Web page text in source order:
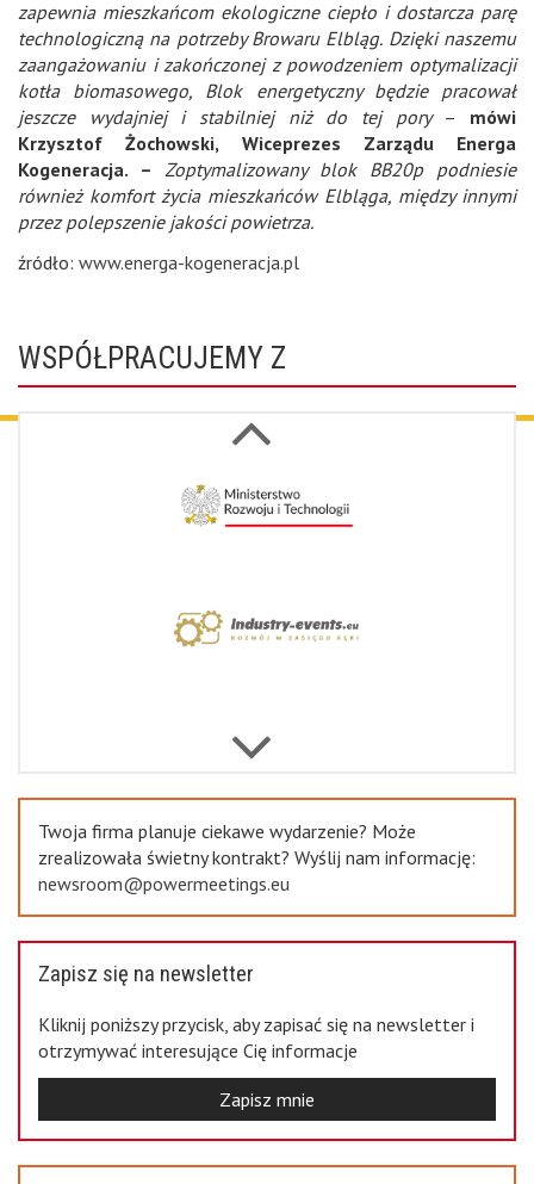
zapewnia mieszkańcom ekologiczne ciepło i dostarcza parę
technologiczną na potrzeby Browaru Elbląg. Dzięki naszemu
zaangażowaniu i zakończonej z powodzeniem optymalizacji
kotła biomasowego, Blok energetyczny będzie pracował
jeszcze wydajniej i stabilniej niż do tej pory– mówi
Krzysztof Żochowski, Wiceprezes Zarządu Energa
Kogeneracja. – Zoptymalizowany blok BB20p podniesie
również komfort życia mieszkańców Elbląga, między innymi
przez polepszenie jakości powietrza.
źródło: www.energa-kogeneracja.pl
WSPÓŁPRACUJEMY Z
Twoja firma planuje ciekawe wydarzenie? Może
zrealizowała świetny kontrakt? Wyślij nam informację:
newsroom@powermeetings.eu
Zapisz się na newsletter
Kliknij poniższy przycisk, aby zapisać się na newsletter i
otrzymywać interesujące Cię informacje
Zapisz mnie